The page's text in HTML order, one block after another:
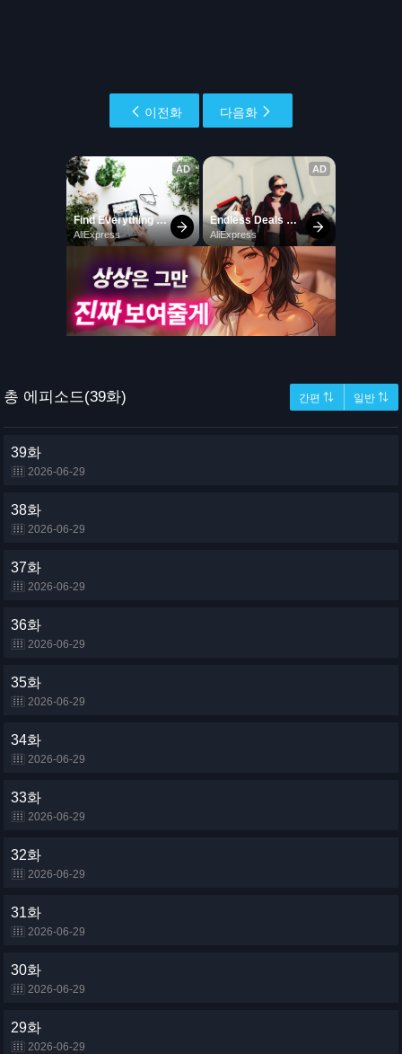
이전화 다음화
총 에피소드(39화) 간편 ⇅ 일반 ⇅
39화
2026-06-29
38화
2026-06-29
37화
2026-06-29
36화
2026-06-29
35화
2026-06-29
34화
2026-06-29
33화
2026-06-29
32화
2026-06-29
31화
2026-06-29
30화
2026-06-29
29화
2026-06-29